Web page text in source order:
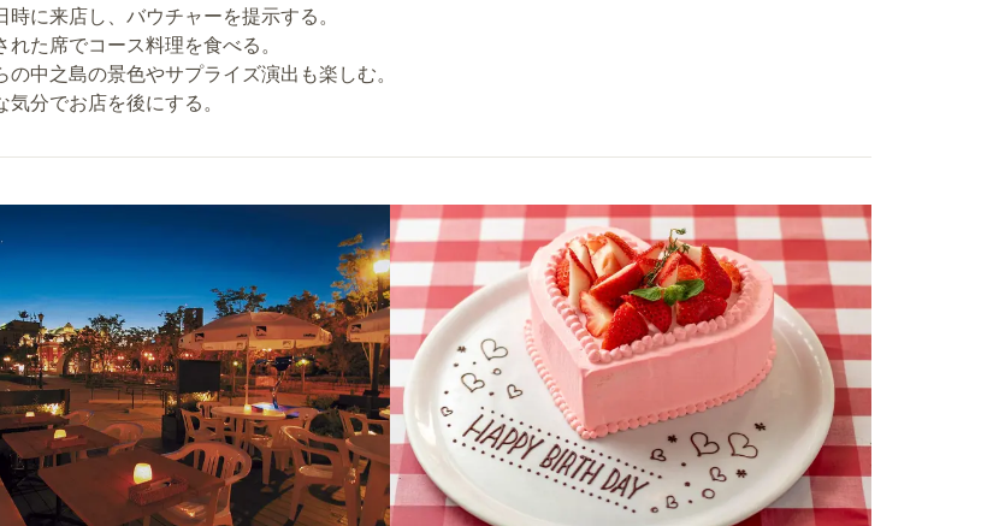
に来店し、バウチャーを提示する。
た席でコース料理を食べる。
中之島の景色やサプライズ演出も楽しむ。
分でお店を後にする。